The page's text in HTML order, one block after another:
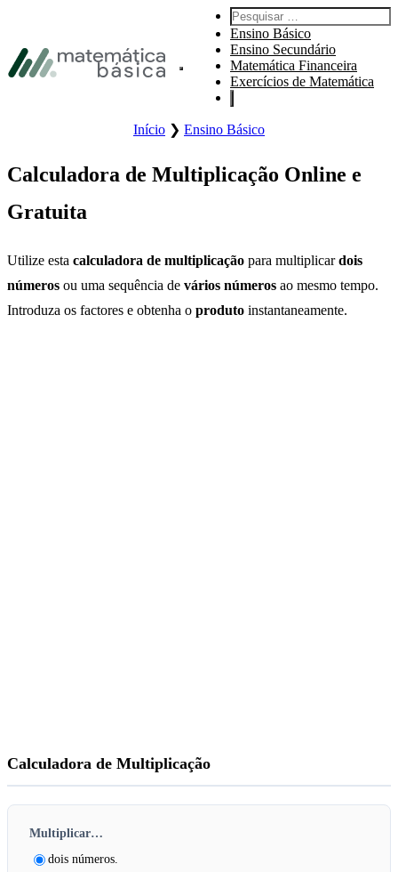
Ir para o rodapé
Abrir o menu principal do sítio.
Pesquisar:
Ensino Básico
Ensino Secundário
Matemática Financeira
Exercícios de Matemática
Início ❯ Ensino Básico
Calculadora de Multiplicação Online e
Gratuita
Utilize esta calculadora de multiplicação para multiplicardois
números ou uma sequência de vários números ao mesmo tempo.
Introduza os factores e obtenha o produto instantaneamente.
Calculadora de Multiplicação
Multiplicar…
dois números.